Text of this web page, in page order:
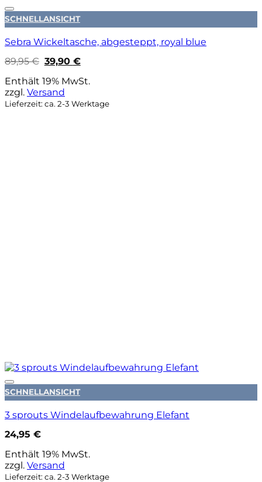
Auf die Wunschliste
SCHNELLANSICHT
Sebra Wickeltasche, abgesteppt, royal blue
89,95€ Ursprünglicher
Preis
war:
89,95 €
39,90 €Aktueller
ist:
Enthält 19% MwSt.
zzgl. Versand
Lieferzeit: ca. 2-3 Werktage
Auf die Wunschliste
SCHNELLANSICHT
3 sprouts Windelaufbewahrung Elefant
24,95 €
Enthält 19% MwSt.
zzgl. Versand
Lieferzeit: ca. 2-3 Werktage